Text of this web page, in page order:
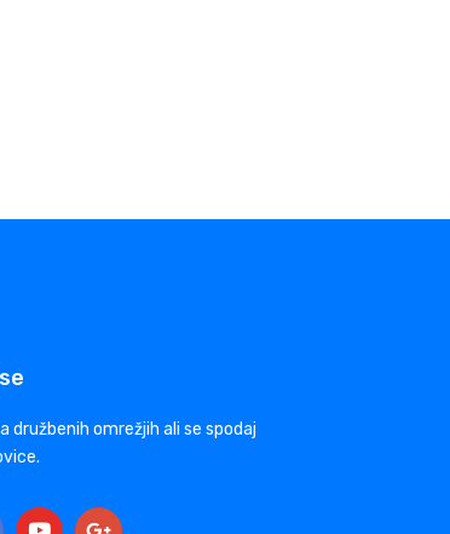
družbenih omrežjih ali se spodaj